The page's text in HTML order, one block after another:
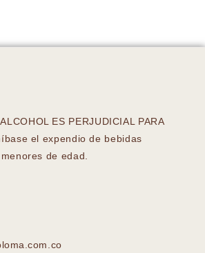
ES PERJUDICIAL PARA
el expendio de bebidas
de edad.